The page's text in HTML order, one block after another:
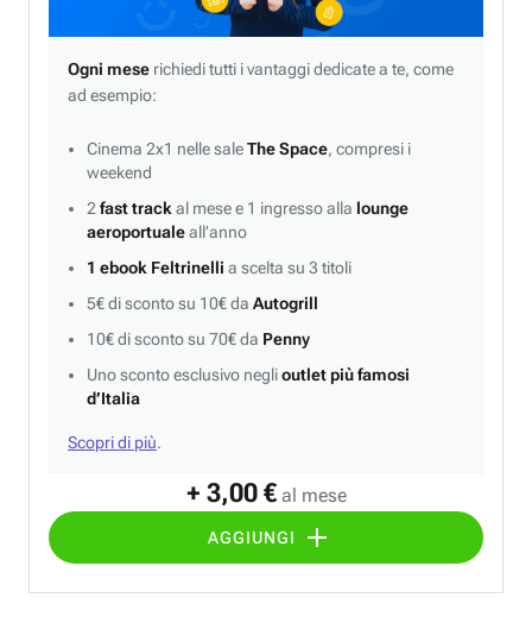
+ 3,00 € al mese
AGGIUNGI
Ogni mese richiedi tutti i vantaggi dedicate a te, come
ad esempio:
Cinema 2x1 nelle saleThe Space, compresi i
weekend
2 fast track al mese e 1 ingresso alla lounge
aeroportualeall’anno
1 ebook Feltrinelli a scelta su 3 titoli
5€ di sconto su 10€ da Autogrill
10€ di sconto su 70€ da Penny
Uno sconto esclusivo neglioutlet più famosi
d’Italia
Scopri di più.